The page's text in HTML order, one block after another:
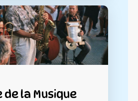
de la Musique